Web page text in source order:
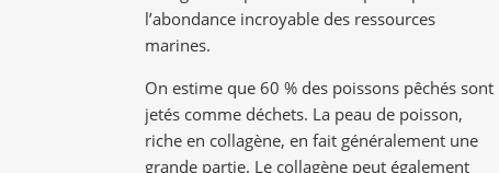
l’abondance incroyable des ressources
marines.
On estime que 60 % des poissons pêchés sont
jetés comme déchets. La peau de poisson,
riche en collagène, en fait généralement une
grande partie. Le collagène peut également